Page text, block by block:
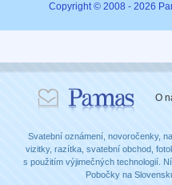
Copyright © 2008 - 2026
O
Svatební oznámení, novoročenky,
vizitky, razítka, svatební obchod,
s použitím výjimečných technologií.
Pobočky na